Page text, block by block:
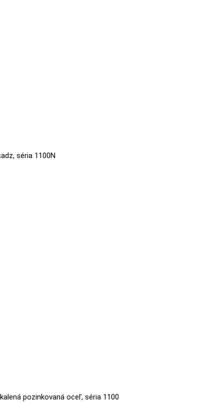
séria 1100N
pozinkovaná oceľ, séria 1100